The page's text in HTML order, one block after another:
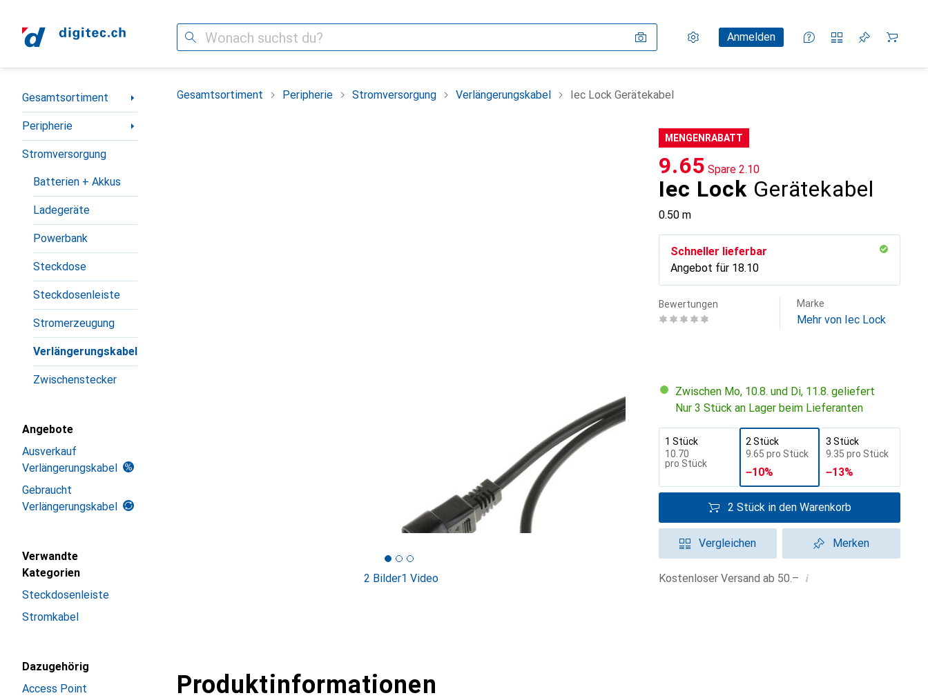
Suche Einstellungen
KundenkontoAnmelden
Vergleichslisten
Merklisten
Warenkorb
Navigation nach Kategorien
Gesamtsortiment
Peripherie
Stromversorgung
Batterien + Akkus
Ladegeräte
Powerbank
Steckdose
Steckdosenleiste
Stromerzeugung
Verlängerungskabel
Zwischenstecker
Angebote
Ausverkauf
Verlängerungskabel
Gebraucht
Verlängerungskabel
Verwandte
Kategorien
Steckdosenleiste
Stromkabel
Dazugehörig
Access Point
Gesamtsortiment Peripherie Stromversorgung Verlängerungskabel Iec Lock Gerätekabel
2 Bilder1 Video
MENGENRABATT
Iec Lock Gerätekabel
0.50 m
CHF
9.65 Spare CHF
2.10
Schneller lieferbar
Angebot für CHF
18.10
Bewertungen Marke
Mehr von Iec Lock
Zwischen Mo, 10.8. und Di, 11.8. geliefert
Nur 3 Stück an Lager beim Lieferanten
1 Stück
CHF
10.70
pro Stück
2 Stück
CHF
9.65 pro Stück
−10%
3 Stück
CHF
9.35 pro Stück
−13%
2 Stück in den Warenkorb
Vergleichen Merken
Kostenloser Versand ab 50.– i
Produktinformationen